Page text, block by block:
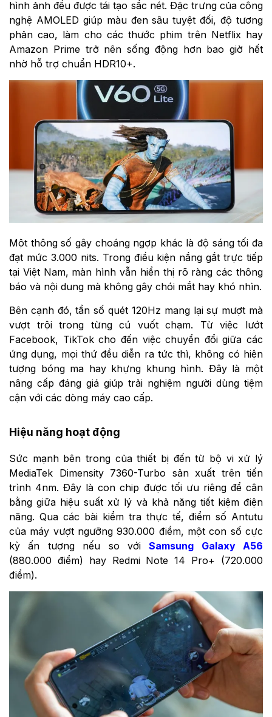
hình ảnh đều được tái tạo sắc nét. Đặc trưng của công
nghệ AMOLED giúp màu đen sâu tuyệt đối, độ tương
phản cao, làm cho các thước phim trên Netflix hay
Amazon Prime trở nên sống động hơn bao giờ hết
nhờ hỗ trợ chuẩn HDR10+.
Một thông số gây choáng ngợp khác là độ sáng tối đa
đạt mức 3.000 nits. Trong điều kiện nắng gắt trực tiếp
tại Việt Nam, màn hình vẫn hiển thị rõ ràng các thông
báo và nội dung mà không gây chói mắt hay khó nhìn.
Bên cạnh đó, tần số quét 120Hz mang lại sự mượt mà
vượt trội trong từng cú vuốt chạm. Từ việc lướt
Facebook, TikTok cho đến việc chuyển đổi giữa các
ứng dụng, mọi thứ đều diễn ra tức thì, không có hiện
tượng bóng ma hay khựng khung hình. Đây là một
nâng cấp đáng giá giúp trải nghiệm người dùng tiệm
cận với các dòng máy cao cấp.
Hiệu năng hoạt động
Sức mạnh bên trong của thiết bị đến từ bộ vi xử lý
MediaTek Dimensity 7360-Turbo sản xuất trên tiến
trình 4nm. Đây là con chip được tối ưu riêng để cân
bằng giữa hiệu suất xử lý và khả năng tiết kiệm điện
năng. Qua các bài kiểm tra thực tế, điểm số Antutu
của máy vượt ngưỡng 930.000 điểm, một con số cực
kỳ ấn tượng nếu so vớiSamsung Galaxy A56
(880.000 điểm) hay Redmi Note 14 Pro+ (720.000
điểm).